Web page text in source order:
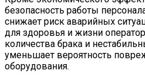
безопасность работы
снижает риск аварийных
для здоровья и жизни
количества брака и
уменьшает вероятность
оборудования.